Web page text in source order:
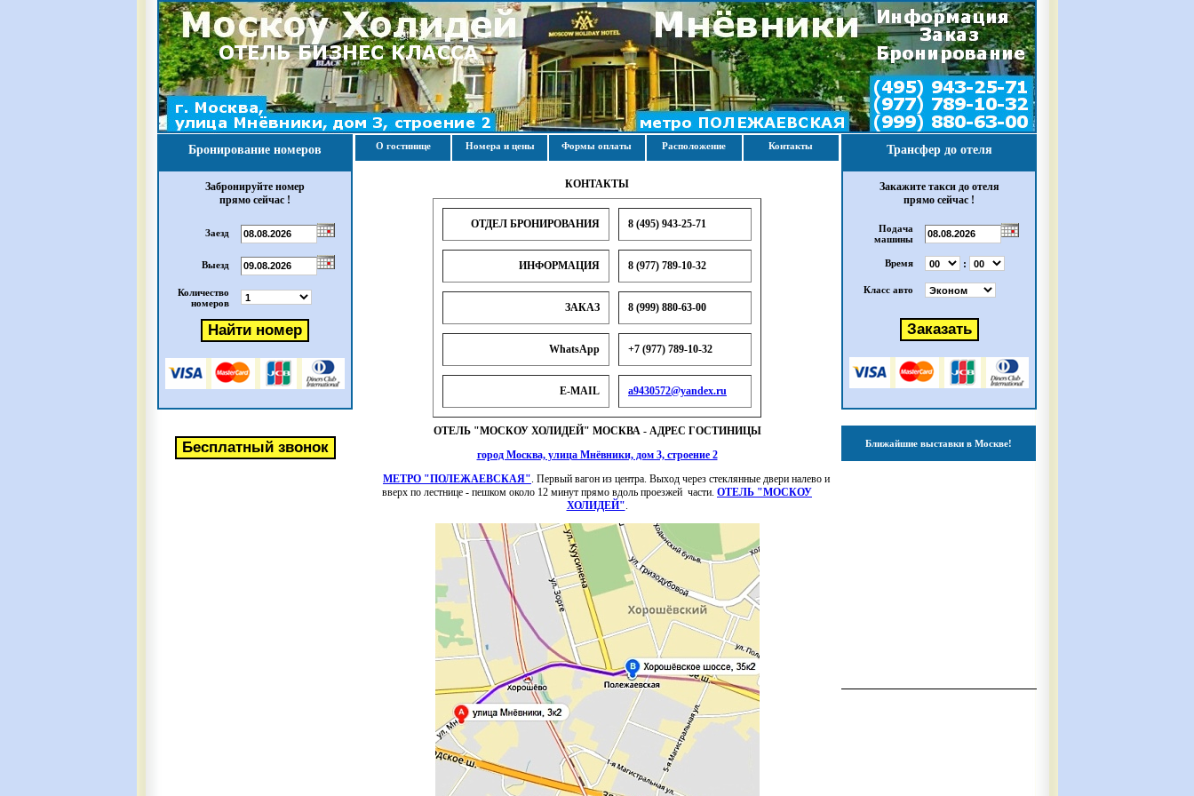
Бронирование номеров
Забронируйте номер
прямо сейчас !
Заезд
Выезд
Количество
номеров
О гостинице Номера и цены Формы оплаты Расположение Контакты
КОНТАКТЫ
ОТДЕЛ БРОНИРОВАНИЯ 8 (495) 943-25-71
ИНФОРМАЦИЯ 8 (977) 789-10-32
ЗАКАЗ 8 (999) 880-63-00
WhatsApp +7 (977) 789-10-32
E-MAIL a9430572@yandex.ru
ОТЕЛЬ "МОСКОУ ХОЛИДЕЙ" МОСКВА - АДРЕС ГОСТИНИЦЫ
город Москва, улица Мнёвники, дом 3, строение 2
МЕТРО "ПОЛЕЖАЕВСКАЯ". Первый вагон из центра. Выход через стеклянные двери налево и
вверх по лестнице - пешком около 12 минут прямо вдоль проезжей части. ОТЕЛЬ "МОСКОУ
ХОЛИДЕЙ".
Трансфер до отеля
Закажите такси до отеля
прямо сейчас !
Подача
машины
Время :
Класс авто
Ближайшие выставки в Москве!